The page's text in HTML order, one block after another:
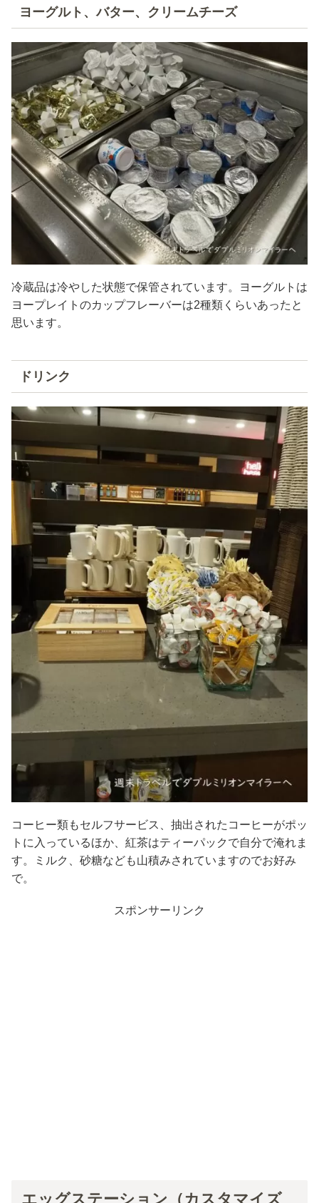
ヨーグルト、バター、クリームチーズ
冷蔵品は冷やした状態で保管されています。ヨーグルトは
ヨープレイトのカップフレーバーは2種類くらいあったと
思います。
ドリンク
コーヒー類もセルフサービス、抽出されたコーヒーがポッ
トに入っているほか、紅茶はティーパックで自分で淹れま
す。ミルク、砂糖なども山積みされていますのでお好み
で。
スポンサーリンク
エッグステーション（カスタマイズ